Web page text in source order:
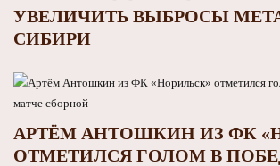
УВЕЛИЧИТЬ ВЫБРОСЫ
СИБИРИ
АРТЁМ АНТОШКИН ИЗ ФК
ОТМЕТИЛСЯ ГОЛОМ В